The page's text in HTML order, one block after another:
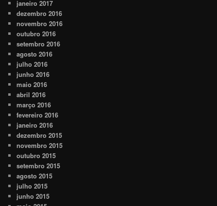
janeiro 2017
dezembro 2016
novembro 2016
outubro 2016
setembro 2016
agosto 2016
julho 2016
junho 2016
maio 2016
abril 2016
março 2016
fevereiro 2016
janeiro 2016
dezembro 2015
novembro 2015
outubro 2015
setembro 2015
agosto 2015
julho 2015
junho 2015